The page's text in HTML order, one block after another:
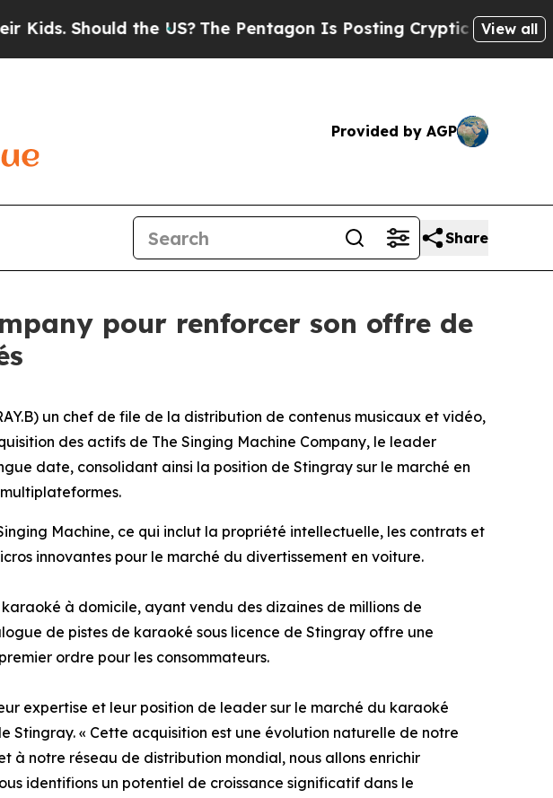
the US?The Pentagon Is Posting Cryptic Biblical Messages
View all
Provided by AGP
Share
pour renforcer son offre de
un chef de file de la distribution de contenus musicaux et vidéo,
des actifs de The Singing Machine Company, le leader
date, consolidant ainsi la position de Stingray sur le marché en
Machine, ce qui inclut la propriété intellectuelle, les contrats et
innovantes pour le marché du divertissement en voiture.
à domicile, ayant vendu des dizaines de millions de
de pistes de karaoké sous licence de Stingray offre une
ordre pour les consommateurs.
expertise et leur position de leader sur le marché du karaoké
« Cette acquisition est une évolution naturelle de notre
notre réseau de distribution mondial, nous allons enrichir
identifions un potentiel de croissance significatif dans le